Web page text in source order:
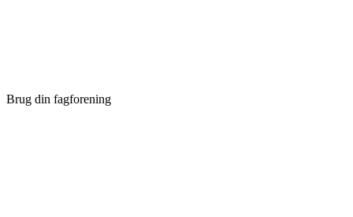
Brug din fagforening